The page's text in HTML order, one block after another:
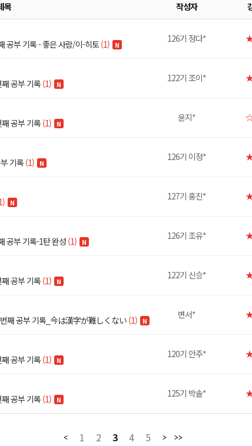
목 작성자
공부 기록 - 좋은 사람/이-히토(1) N
126기 정다*
공부 기록(1) N
122기 조이*
공부 기록(1) N
윤지*
기록(1) N
126기 이정*
N
127기 홍진*
공부 기록-1탄 완성 (1) N
126기 조유*
공부 기록(1) N
122기 신승*
째 공부 기록_今は漢字が難しくない(1) N
변서*
공부 기록(1) N
120기 안주*
공부 기록(1) N
125기 박솔*
1 2 3 4 5